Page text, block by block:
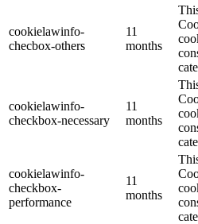
cookielawinfo-
checbox-others
11
months
cookielawinfo-
checkbox-necessary
11
months
cookielawinfo-
checkbox-
performance
11
months